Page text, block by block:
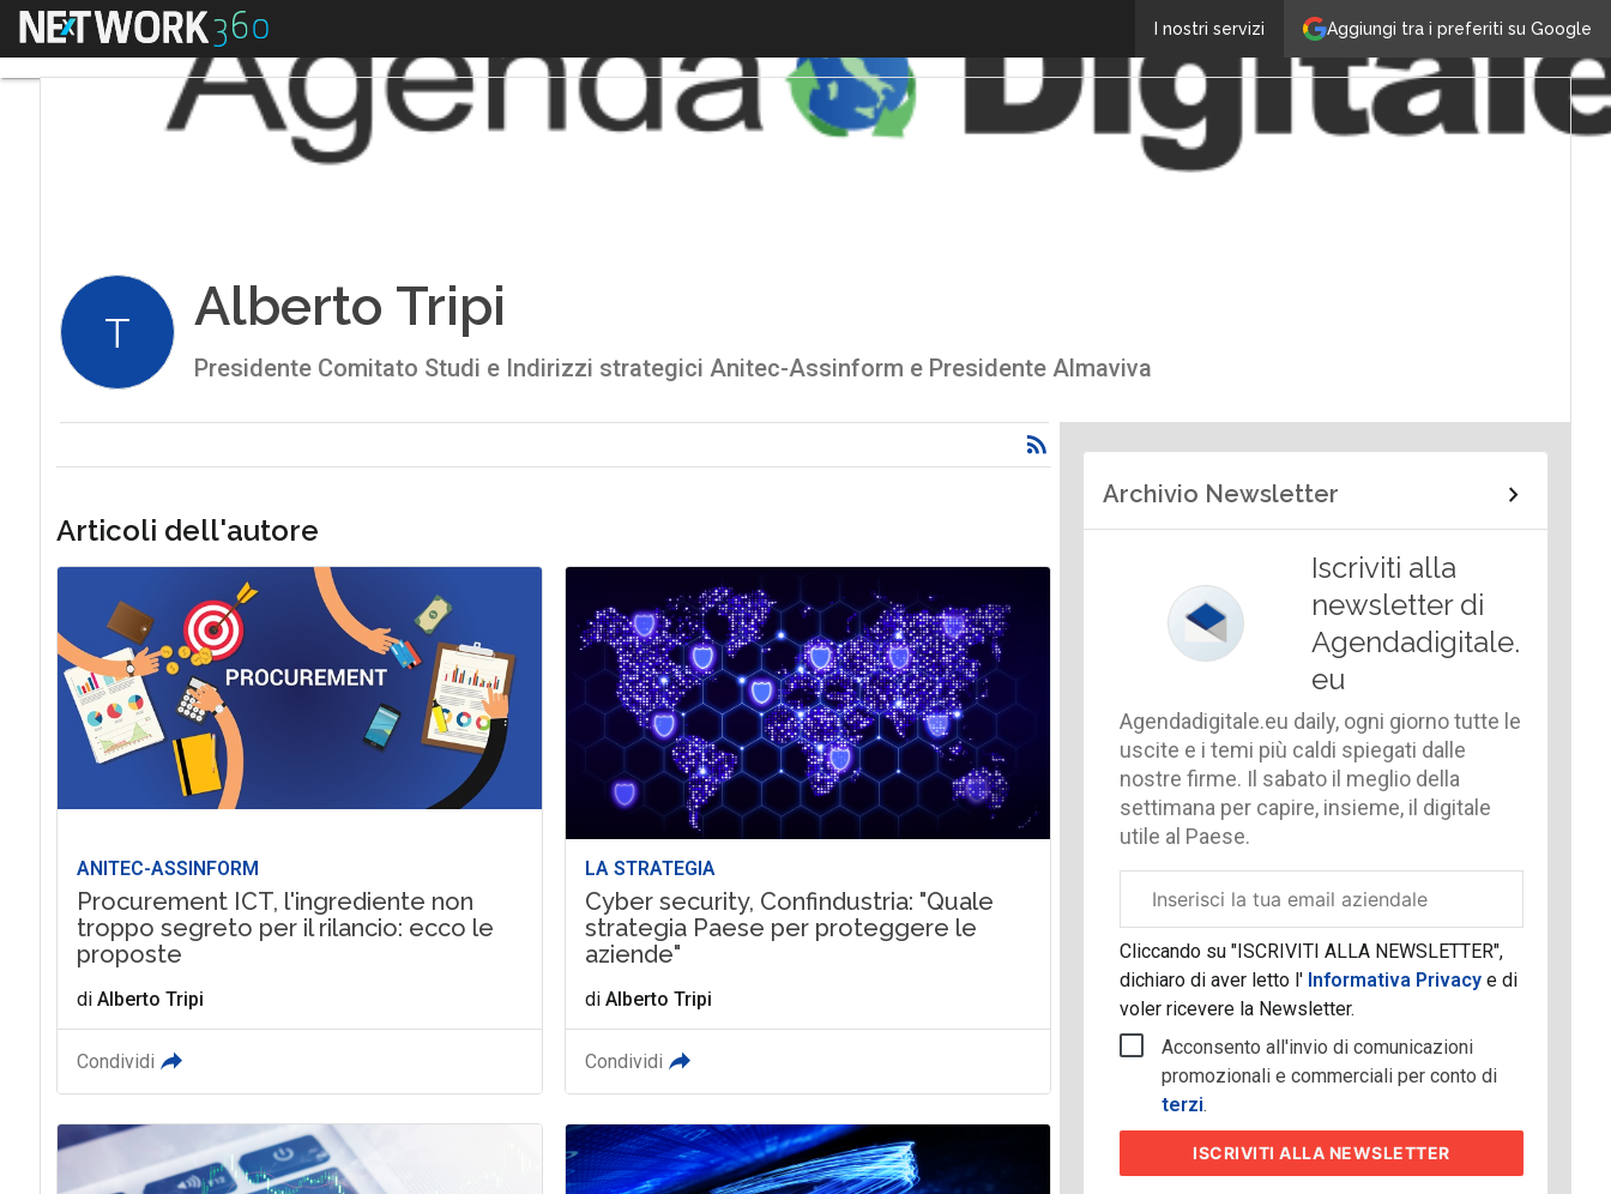
Aggiungi tra i preferiti su Google
I nostri servizi
Menu
T Alberto Tripi
Presidente Comitato Studi e Indirizzi strategici Anitec-Assinform e Presidente Almaviva
Articoli dell'autore
ANITEC-ASSINFORM
Procurement ICT, l'ingrediente non
troppo segreto per il rilancio: ecco le
proposte
di Alberto Tripi
Condividi
LA STRATEGIA
Cyber security, Confindustria: "Quale
strategia Paese per proteggere le
aziende"
diAlberto Tripi
Condividi
Archivio Newsletter
Iscriviti alla
newsletter di
Agendadigitale.
eu
Agendadigitale.eu daily, ogni giorno tutte le
uscite e i temi più caldi spiegati dalle
nostre firme. Il sabato il meglio della
settimana per capire, insieme, il digitale
utile al Paese.
aziendale
Cliccando su "ISCRIVITI ALLA NEWSLETTER",
dichiaro di aver letto l' Informativa Privacye di
voler ricevere la Newsletter.
Acconsento all'invio di comunicazioni
promozionali e commerciali per conto di
terzi.
ISCRIVITIALLA NEWSLETTER